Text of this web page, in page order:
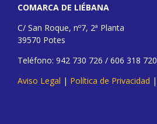
COMARCA DE LIÉBANA
C/ San Roque, nº7, 2ª Planta
39570 Potes
Teléfono: 942 730 726 / 606 318 720
Aviso Legal | Política de Privacidad |